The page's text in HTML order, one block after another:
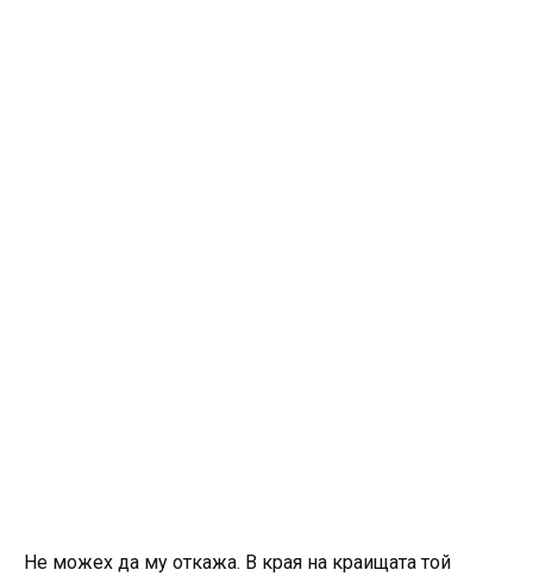
Не можех да му откажа. В края на краищата той